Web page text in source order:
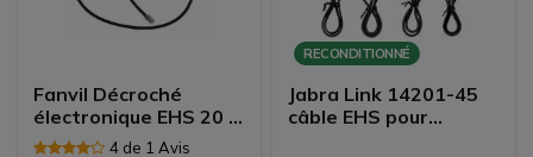
Fanvil Décroché
électronique EHS 20 |
Accessoires4 de 1 Avis
RECONDITIONNÉ
Jabra Link 14201-45
câble EHS pour